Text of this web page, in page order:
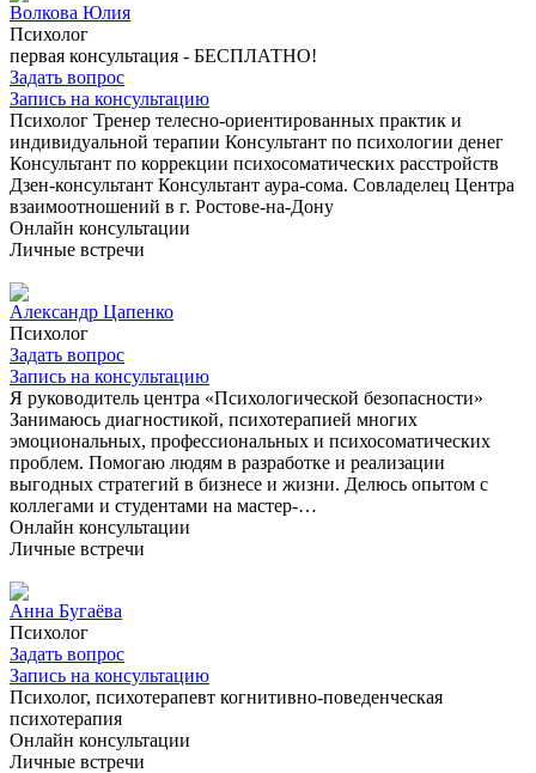
Волкова Юлия
Психолог
первая консультация - БЕСПЛАТНО!
Задать вопрос
Запись на консультацию
Психолог Тренер телесно-ориентированных практик и
индивидуальной терапии Консультант по психологии денег
Консультант по коррекции психосоматических расстройств
Дзен-консультант Консультант аура-сома. Совладелец Центра
взаимоотношений в г. Ростове-на-Дону
Онлайн консультации
Личные встречи
Александр Цапенко
Психолог
Задать вопрос
Запись на консультацию
Я руководитель центра «Психологической безопасности»
Занимаюсь диагностикой, психотерапией многих
эмоциональных, профессиональных и психосоматических
проблем. Помогаю людям в разработке и реализации
выгодных стратегий в бизнесе и жизни. Делюсь опытом с
коллегами и студентами на мастер-…
Онлайн консультации
Личные встречи
Анна Бугаёва
Психолог
Задать вопрос
Запись на консультацию
Психолог, психотерапевт когнитивно-поведенческая
психотерапия
Онлайн консультации
Личные встречи